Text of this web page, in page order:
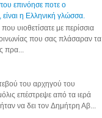
επινόησε ποτε ο
η Ελληνική γλώσσα.
υιοθετίσατε με περίσσια
που σας πλάσαραν τα
πρα...
του αρχηγού του
επέστρεψε από τα ιερά
να δει τον Δημήτρη Αβ...